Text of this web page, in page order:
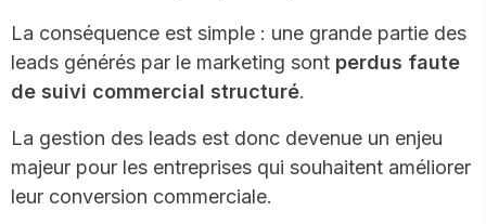
La conséquence est simple : une grande partie des
leads générés par le marketing sont perdus faute
de suivi commercial structuré.
La gestion des leads est donc devenue un enjeu
majeur pour les entreprises qui souhaitent améliorer
leur conversion commerciale.